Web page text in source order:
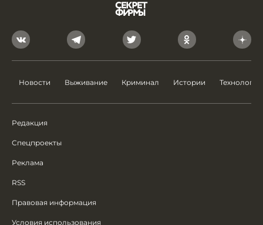
Новости Выживание Криминал Истории Технологии
Редакция
Спецпроекты
Реклама
RSS
Правовая информация
Условия использования